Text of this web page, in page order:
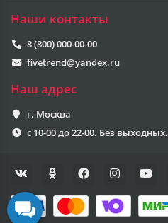
Наши контакты
8 (800) 000-00-00
fivetrend@yandex.ru
Наш адрес
г. Москва
с 10-00 до 22-00. Без выходных.